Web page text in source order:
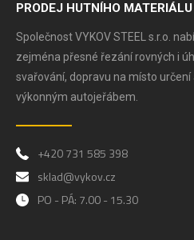
PRODEJ HUTNÍHO MATERIÁLU
Společnost VYKOV STEEL s.r.o.
zejména přesné řezání rovných i
svařování, dopravu na místo určení
výkonným autojeřábem.
+420 731 585 398
sklad@vykov.cz
PO - PÁ: 7.00 - 15.30